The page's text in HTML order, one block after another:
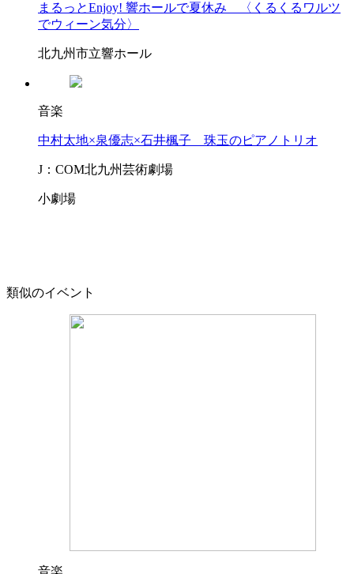
まるっとEnjoy! 響ホールで夏休み 〈くるくるワルツ
でウィーン気分〉
北九州市立響ホール
音楽
中村太地×泉優志×石井楓子 珠玉のピアノトリオ
J：COM北九州芸術劇場
小劇場
類似のイベント